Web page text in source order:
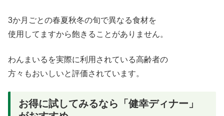
3か月ごとの春夏秋冬の旬で異なる食材を
使用してますから飽きることがありません。
わんまいるを実際に利用されている高齢者の
方々もおいしいと評価されています。
お得に試してみるなら「健幸ディナー」